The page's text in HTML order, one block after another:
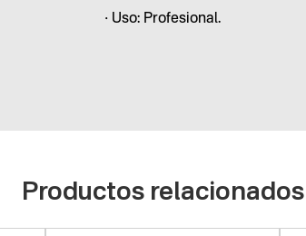
• Uso: Profesional.
Productos relacionados